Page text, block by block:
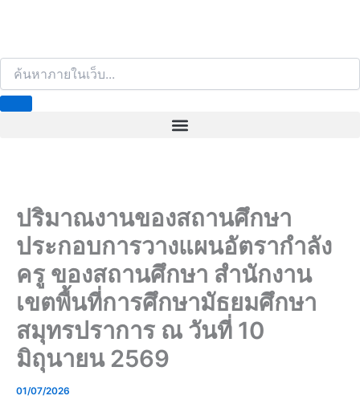
ปริมาณงานของสถานศึกษา
ประกอบการวางแผนอัตรากำลัง
ครู ของสถานศึกษา สำนักงาน
เขตพื้นที่การศึกษามัธยมศึกษา
สมุทรปราการ ณ วันที่ 10
มิถุนายน 2569
01/07/2026
r
h